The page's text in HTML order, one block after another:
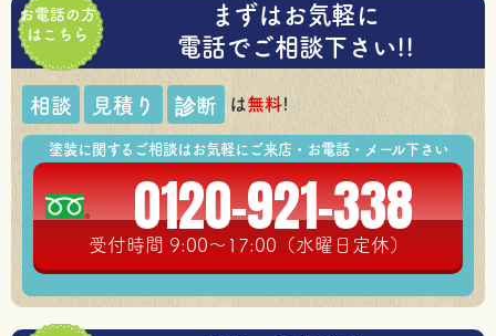
お電話の方
はこちら
まずはお気軽に
電話でご相談下さい!!
相談 見積り 診断 は無料!
塗装に関するご相談はお気軽にご来店・お電話・メール下さい
0120-921-338
受付時間 9:00～17:00（水曜日定休）